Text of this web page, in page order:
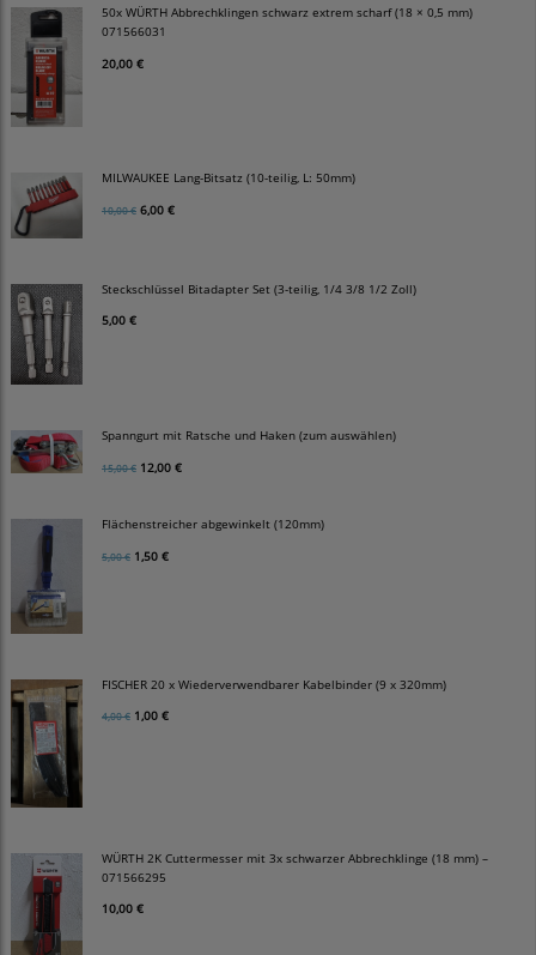
50x WÜRTH Abbrechklingen schwarz extrem scharf (18 × 0,5 mm)
071566031
20,00 €
MILWAUKEE Lang-Bitsatz (10-teilig, L: 50mm)
10,00 € 6,00 €
Steckschlüssel Bitadapter Set (3-teilig, 1/4 3/8 1/2 Zoll)
5,00 €
Spanngurt mit Ratsche und Haken (zum auswählen)
15,00 € 12,00 €
Flächenstreicher abgewinkelt (120mm)
5,00 € 1,50 €
FISCHER 20 x Wiederverwendbarer Kabelbinder (9 x 320mm)
4,00 € 1,00 €
WÜRTH 2K Cuttermesser mit 3x schwarzer Abbrechklinge (18 mm) –
071566295
10,00 €